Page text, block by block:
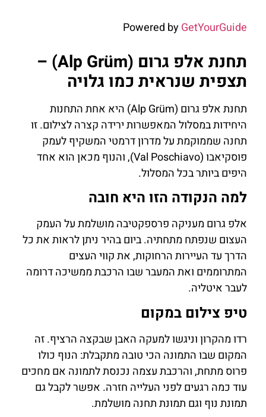
Powered byGetYourGuide
תחנת אלפ גרום (Alp Grüm) –
תצפית שנראית כמו גלויה
תחנת אלפ גרום (Alp Grüm) היא אחת התחנות
היחידות במסלול המאפשרות ירידה קצרה לצילום. זו
תחנה שממוקמת על מדרון דרמטי המשקיף לעמק
פוסקיאבו (Val Poschiavo), והנוף מכאן הוא אחד
היפים ביותר בכל המסלול.
למה הנקודה הזו היא חובה
אלפ גרום מעניקה פרספקטיבה מושלמת על העמק
העצום שנפתח מתחתיה. ביום בהיר ניתן לראות את כל
הדרך עד העיירות הרחוקות, את קווי העצים
המתרוממים ואת המעבר שבו הרכבת ממשיכה דרומה
לעבר איטליה.
טיפ צילום במקום
רדו מהקרון וניגשו למעקה האבן שבקצה הרציף. זה
המקום שבו התמונה הכי טובה מתקבלת: הנוף כולו
פרוס מתחת, והרכבת עצמה נכנסת לתמונה אם מחכים
עוד כמה רגעים לפני העלייה חזרה. אפשר לקבל גם
תמונת נוף וגם תמונת תחנה מושלמת.